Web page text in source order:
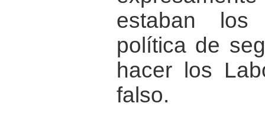
estaban
política de
hacer los
falso.